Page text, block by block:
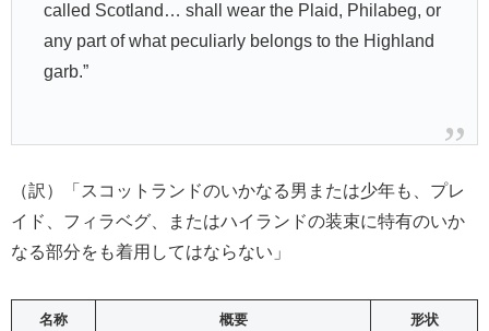
called Scotland… shall wear the Plaid, Philabeg, or
any part of what peculiarly belongs to the Highland
garb.”
（訳）「スコットランドのいかなる男または少年も、プレ
イド、フィラベグ、またはハイランドの装束に特有のいか
なる部分をも着用してはならない」
名称 概要 形状